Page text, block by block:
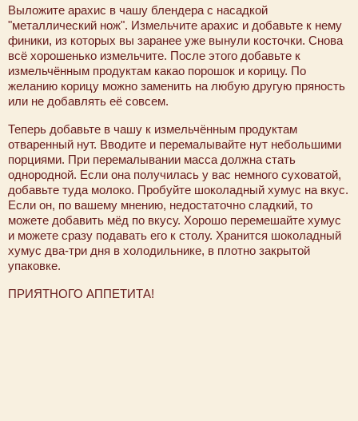
Выложите арахис в чашу блендера с насадкой
"металлический нож". Измельчите арахис и добавьте к нему
финики, из которых вы заранее уже вынули косточки. Снова
всё хорошенько измельчите. После этого добавьте к
измельчённым продуктам какао порошок и корицу. По
желанию корицу можно заменить на любую другую пряность
или не добавлять её совсем.
Теперь добавьте в чашу к измельчённым продуктам
отваренный нут. Вводите и перемалывайте нут небольшими
порциями. При перемалывании масса должна стать
однородной. Если она получилась у вас немного суховатой,
добавьте туда молоко. Пробуйте шоколадный хумус на вкус.
Если он, по вашему мнению, недостаточно сладкий, то
можете добавить мёд по вкусу. Хорошо перемешайте хумус
и можете сразу подавать его к столу. Хранится шоколадный
хумус два-три дня в холодильнике, в плотно закрытой
упаковке.
ПРИЯТНОГО АППЕТИТА!